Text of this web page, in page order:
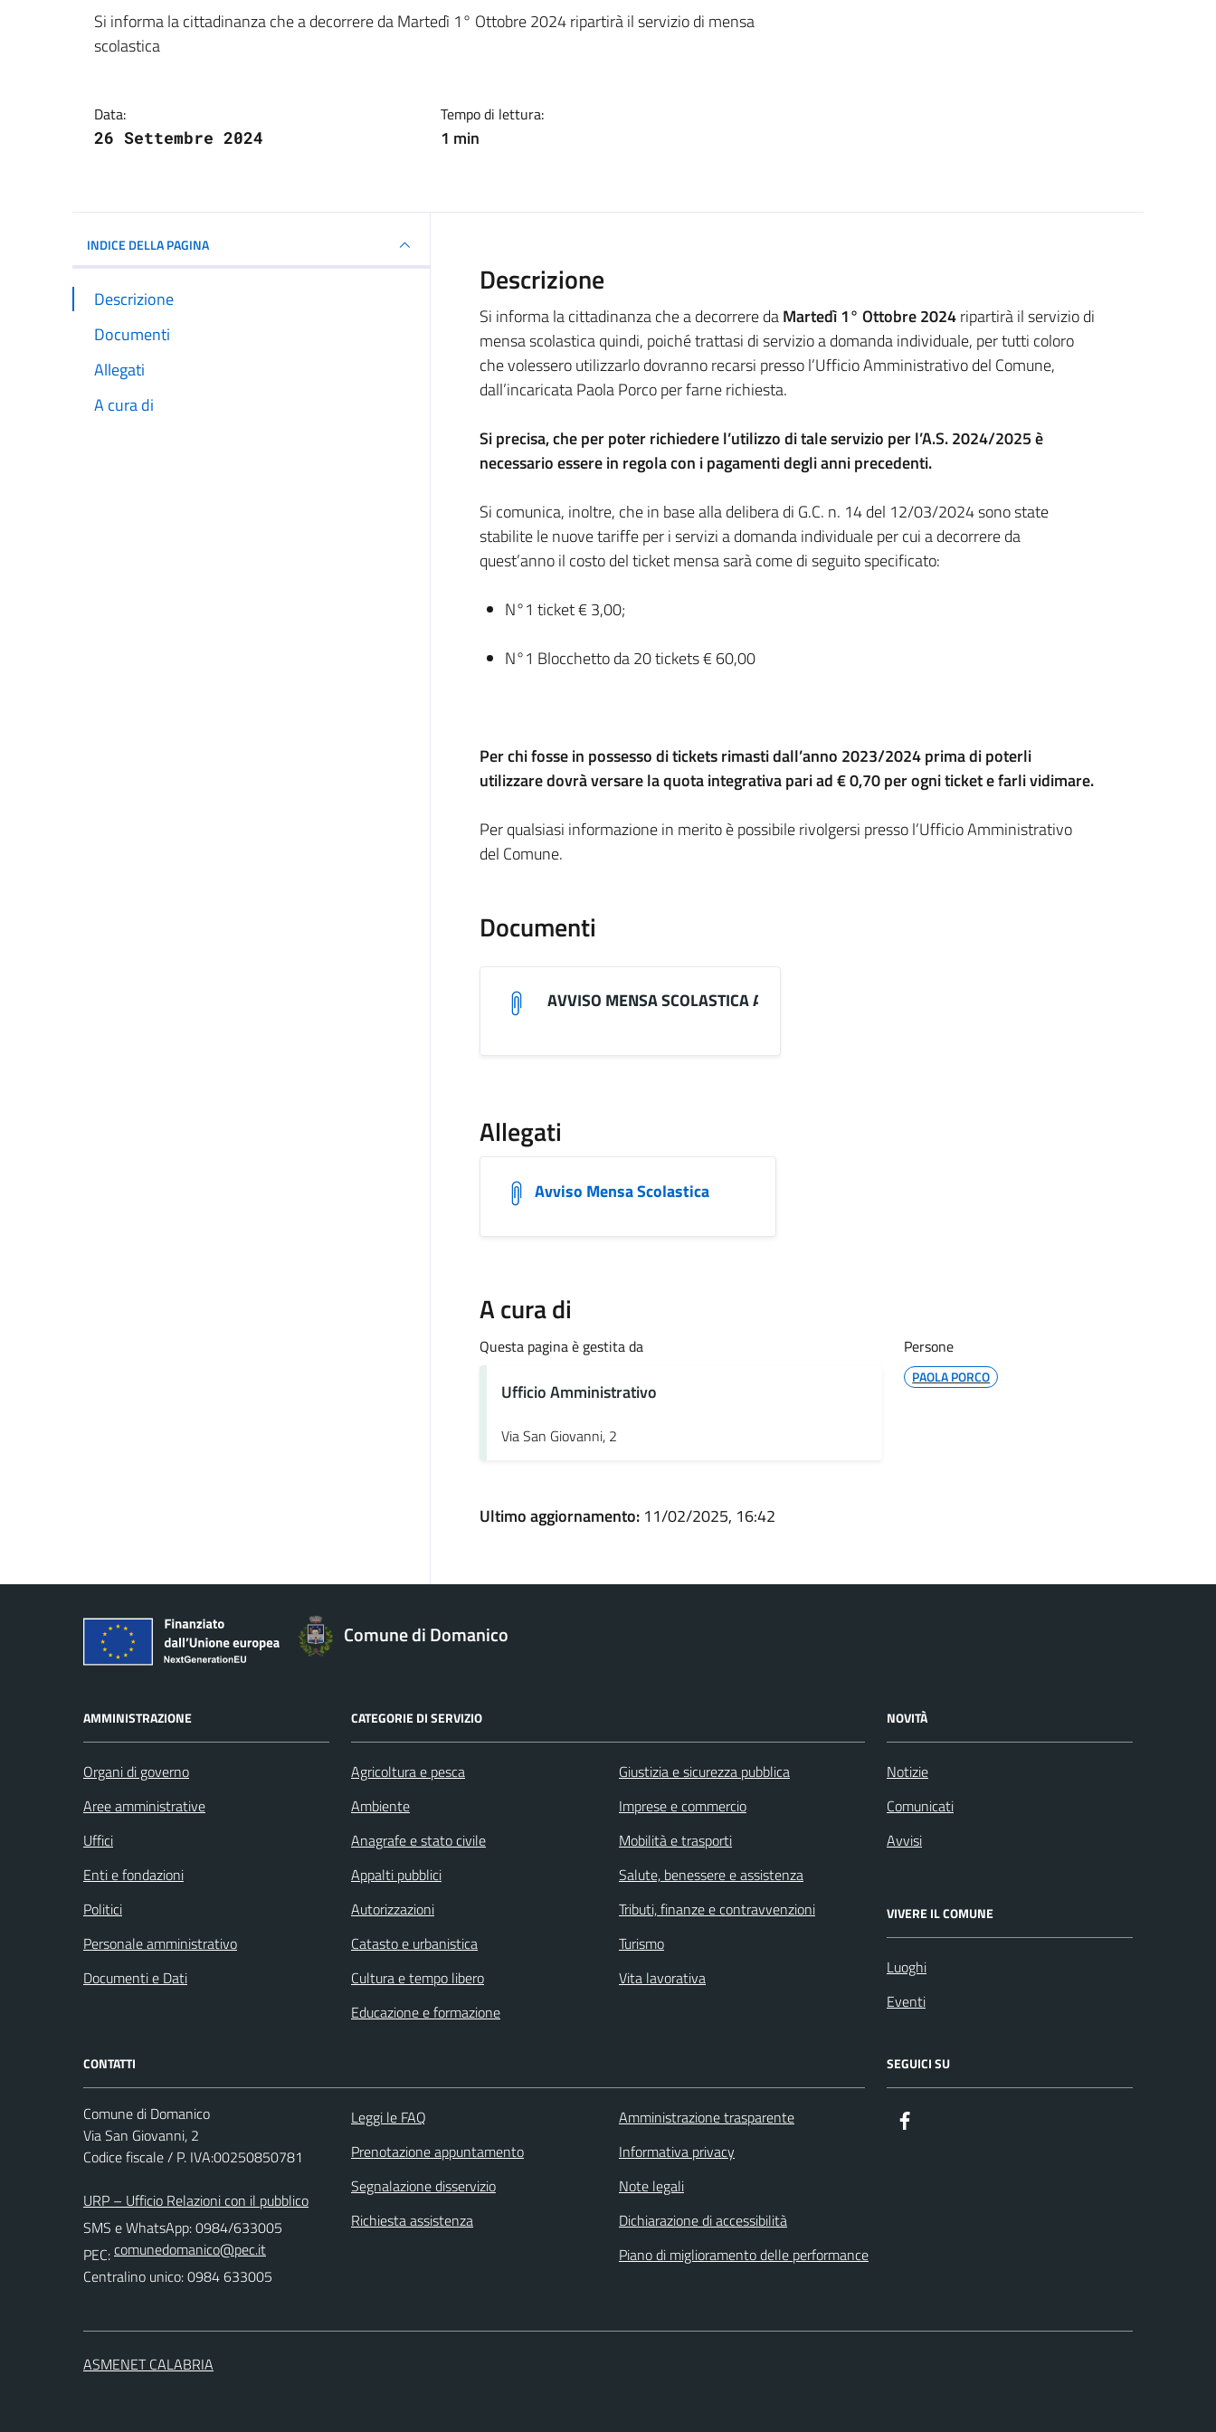
Dettagli della notizia
Si informa la cittadinanza che a decorrere da Martedì 1° Ottobre 2024 ripartirà il servizio di mensa
scolastica
Data:
26 Settembre 2024
Tempo di lettura:
1 min
INDICE DELLA PAGINA
Descrizione
Documenti
Allegati
A cura di
Descrizione
Si informa la cittadinanza che a decorrere daMartedì 1° Ottobre 2024ripartirà il servizio di
mensa scolastica quindi, poiché trattasi di servizio a domanda individuale, per tutti coloro
che volessero utilizzarlo dovranno recarsi presso l’Ufficio Amministrativo del Comune,
dall’incaricata Paola Porco per farne richiesta.
Si precisa, che per poter richiedere l’utilizzo di tale servizio per l’A.S. 2024/2025 è
necessario essere in regola con i pagamenti degli anni precedenti.
Si comunica, inoltre, che in base alla delibera di G.C. n. 14 del 12/03/2024 sono state
stabilite le nuove tariffe per i servizi a domanda individuale per cui a decorrere da
quest’anno il costo del ticket mensa sarà come di seguito specificato:
N°1 ticket € 3,00;
N°1 Blocchetto da 20 tickets € 60,00
Per chi fosse in possesso di tickets rimasti dall’anno 2023/2024 prima di poterli
utilizzare dovrà versare la quota integrativa pari ad € 0,70 per ogni ticket e farli vidimare.
Per qualsiasi informazione in merito è possibile rivolgersi presso l’Ufficio Amministrativo
del Comune.
Documenti
AVVISO MENSA SCOLASTICA ANNO 2024/2025
Allegati
Avviso Mensa Scolastica
A cura di
Questa pagina è gestita da
Ufficio Amministrativo
Via San Giovanni, 2
Persone
PAOLA PORCO
Ultimo aggiornamento: 11/02/2025, 16:42
Comune di Domanico
AMMINISTRAZIONE
Organi di governo
Aree amministrative
Uffici
Enti e fondazioni
Politici
Personale amministrativo
Documenti e Dati
CATEGORIE DI SERVIZIO
Agricoltura e pesca
Ambiente
Anagrafe e stato civile
Appalti pubblici
Autorizzazioni
Catasto e urbanistica
Cultura e tempo libero
Educazione e formazione
Giustizia e sicurezza pubblica
Imprese e commercio
Mobilità e trasporti
Salute, benessere e assistenza
Tributi, finanze e contravvenzioni
Turismo
Vita lavorativa
NOVITÀ
Notizie
Comunicati
Avvisi
VIVERE IL COMUNE
Luoghi
Eventi
CONTATTI
Comune di Domanico
Via San Giovanni, 2
Codice fiscale / P. IVA:00250850781
URP – Ufficio Relazioni con il pubblico
SMS e WhatsApp: 0984/633005
PEC:comunedomanico@pec.it
Centralino unico: 0984 633005
Leggi le FAQ
Prenotazione appuntamento
Segnalazione disservizio
Richiesta assistenza
Amministrazione trasparente
Informativa privacy
Note legali
Dichiarazione di accessibilità
Piano di miglioramento delle performance
SEGUICI SU
ASMENET CALABRIA